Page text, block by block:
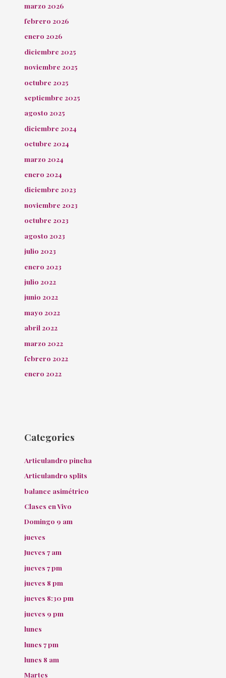
marzo 2026
febrero 2026
enero 2026
diciembre 2025
noviembre 2025
octubre 2025
septiembre 2025
agosto 2025
diciembre 2024
octubre 2024
marzo 2024
enero 2024
diciembre 2023
noviembre 2023
octubre 2023
agosto 2023
julio 2023
enero 2023
julio 2022
junio 2022
mayo 2022
abril 2022
marzo 2022
febrero 2022
enero 2022
Categories
Articulandro pincha
Articulandro splits
balance asimétrico
Clases en Vivo
Domingo 9 am
jueves
Jueves 7 am
jueves 7 pm
jueves 8 pm
jueves 8:30 pm
jueves 9 pm
lunes
lunes 7 pm
lunes 8 am
Martes